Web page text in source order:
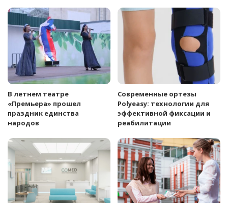
В летнем театре
«Премьера» прошел
праздник единства
народов
Современные ортезы
Polyeasy: технологии для
эффективной фиксации и
реабилитации